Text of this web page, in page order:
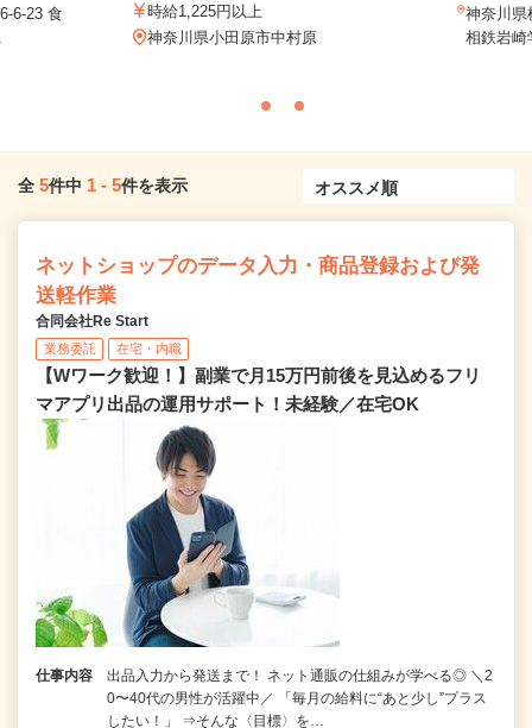
6-23 食
時給1,225円以上
神奈川県小田原市中村原
神奈川
相鉄岩崎
全 5件中 1 - 5件を表示
ネットショップのデータ入力・商品登録および発
送軽作業
合同会社Re Start
業務委託 在宅・内職
【Wワーク歓迎！】副業で月15万円前後を見込めるフリ
マアプリ出品の運用サポート！未経験／在宅OK
仕事内容
出品入力から発送まで！ ネット通販の仕組みが学べる◎ ＼2
0〜40代の男性が活躍中／ 「毎月の給料に“あと少し”プラス
したい！」 ⇒そんな〈目標〉を…